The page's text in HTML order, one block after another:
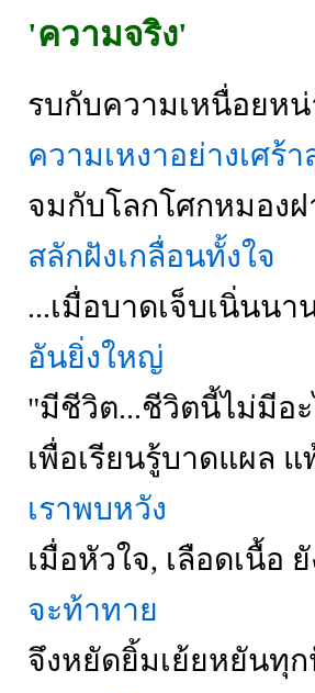
'ความจริง'
รบกับความเหนื่อยห
ความเหงาอย่างเศร้า
จมกับโลกโศกหมอง
สลักฝังเกลื่อนทั้งใจ
...เมื่อบาดเจ็บเนิ่นน
อันยิ่งใหญ่
"มีชีวิต...ชีวิตนี้ไม่มีอ
เพื่อเรียนรู้บาดแผล
เราพบหวัง
เมื่อหัวใจ, เลือดเนื้อ
จะท้าทาย
จึงหยัดยิ้มเย้ยหยันทุ